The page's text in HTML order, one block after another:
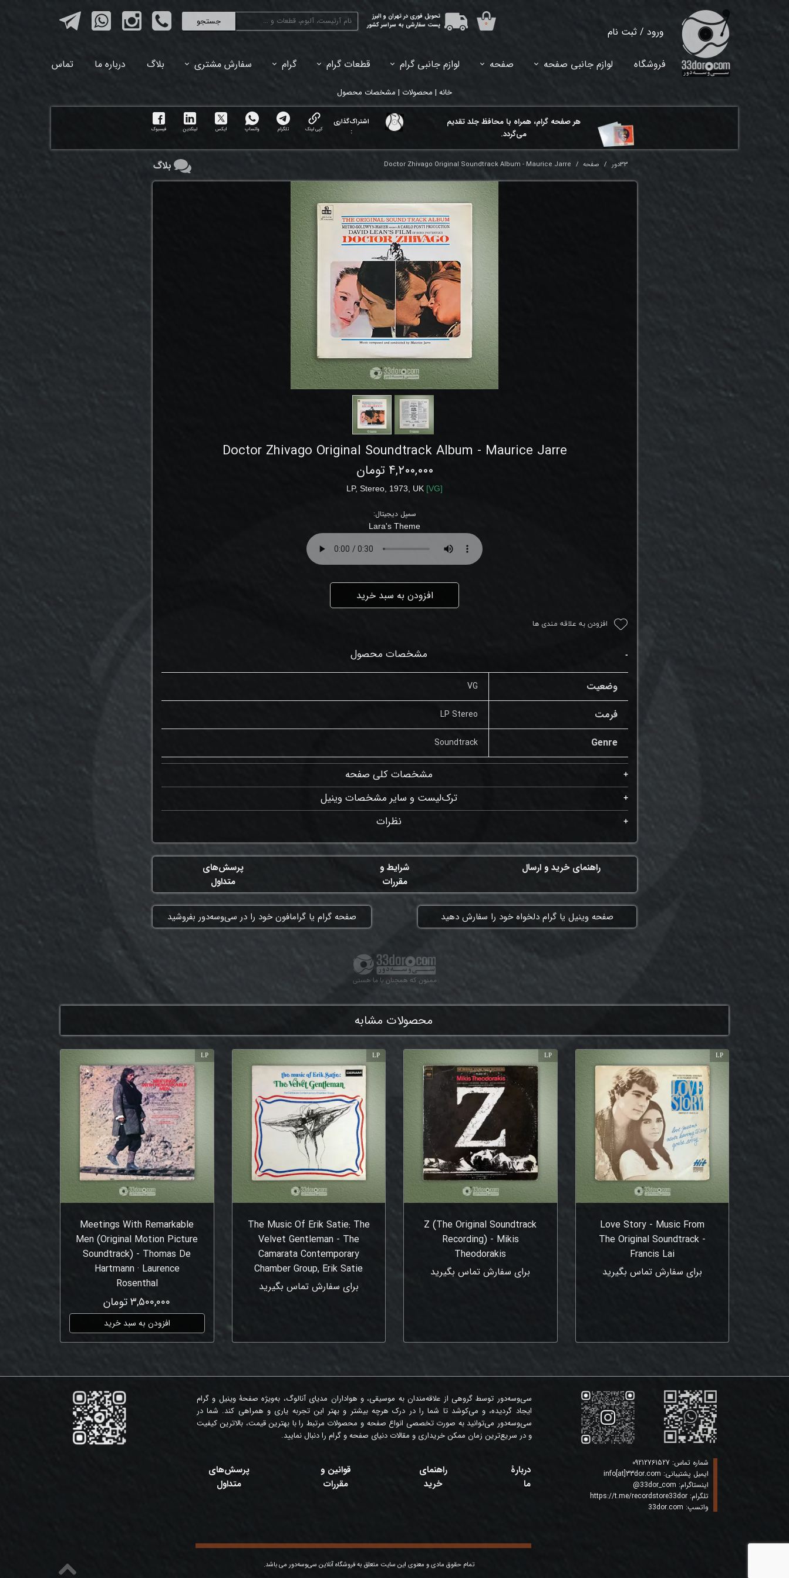
جستجو
ورود / ثبت نام
خروج از حساب کاربری
تحویل فوری در تهران و البرز
پست سفارشی به سراسر کشور
۰
فروشگاه لوازم جانبی صفحه صفحه لوازم جانبی گرام قطعات گرام گرام سفارش مشتری بلاگ درباره ما تماس
خانه | محصولات | مشخصات محصول
هر ​صفحه گرام، همراه با محافظ جلد تقدیم
می‌گردد.
اشتراک‌گذاری
:
کپی لینک تلگرام واتساپ ایکس لینکدین فیسبوک
33دور صفحه Doctor Zhivago Original Soundtrack Album - Maurice Jarre
Doctor Zhivago Original Soundtrack Album - Maurice Jarre
۴,۲۰۰,۰۰۰ تومان
LP, Stereo 1973, UK [VG]
سمپل دیجیتال:
Lara's Theme
افزودن به سبد خرید
افزودن به علاقه مندی ها
مشخصات محصول
وضعیت VG
فرمت LP Stereo
Genre
Soundtrack
مشخصات کلی صفحه
ترک‌لیست و سایر مشخصات وینیل
نظرات
بلاگ
شرایط و
مقررات
راهنمای خرید و ارسال
پرسش‌های
متداول
​صفحه وینیل یا گرام دلخواه خود را سفارش دهید ​صفحه گرام یا گرامافون خود را در سی‌وسه‌دور بفروشید
ممنون که همچنان با ما هستی
محصولات مشابه
Love Story - Music From
The Original Soundtrack -
Francis Lai
برای سفارش تماس بگیرید
LP
Z (The Original Soundtrack
Recording) - Mikis
Theodorakis
برای سفارش تماس بگیرید
LP
The Music Of Erik Satie: The
Velvet Gentleman - The
Camarata Contemporary
Chamber Group, Erik Satie
برای سفارش تماس بگیرید
LP
Meetings With Remarkable
Men (Original Motion Picture
Soundtrack) - Thomas De
Hartmann · Laurence
Rosenthal
۳,۵۰۰,۰۰۰ تومان
افزودن به سبد خرید
LP
شماره تماس:
ایمیل پشتیبانی: info[at]33dor.com
اینستاگرام: 33dor_com
@
تلگرام: https://t.me/recordstore33dor
واتسپ: 33dor.com
سی‌وسه‌دور توسط گروهی از علاقه‌مندان به موسیقی، و هواداران مدیای آنالوگ، به‌ویژه صفحۀ وینیل و گرام
ایجاد گردیده، و می‌کوشد تا شما را در درک هرچه بیشتر و بهتر این تجربه یاری و همراهی کند. شما در
سی‌وسه‌دور می‌توانید به صورت تخصصی انواع صفحه و محصولات مرتبط را با بهترین قیمت، بالاترین کیفیت
و در سریع‌ترین زمان ممکن خریداری و مقالات دنیای صفحه و گرام را دنبال نمایید.
تمام حقوق مادی و معنوی این سایت متعلق به فروشگاه آنلاین سی‌وسه‌دور می باشد.
دربارۀ
ما
قوانین و
مقررات
پرسش‌های
متداول
راهنمای
خرید